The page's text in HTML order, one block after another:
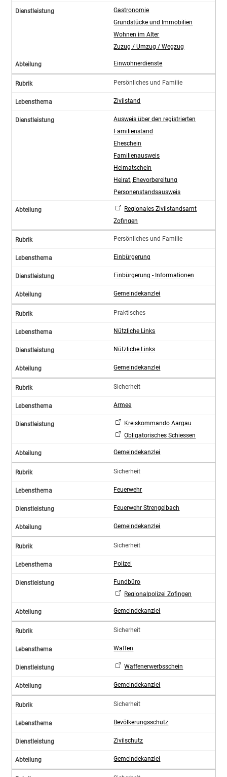
Gastronomie
Grundstücke und Immobilien
Wohnen im Alter
Zuzug / Umzug / Wegzug
Einwohnerdienste
Persönliches und Familie
Zivilstand
Ausweis über den registrierten
Familienstand
Eheschein
Familienausweis
Heimatschein
Heirat, Ehevorbereitung
Personenstandsausweis
Regionales Zivilstandsamt
Zofingen
Persönliches und Familie
Einbürgerung
Einbürgerung - Informationen
Gemeindekanzlei
Praktisches
Nützliche Links
Nützliche Links
Gemeindekanzlei
Sicherheit
Armee
Kreiskommando Aargau
Obligatorisches Schiessen
Gemeindekanzlei
Sicherheit
Feuerwehr
Feuerwehr Strengelbach
Gemeindekanzlei
Sicherheit
Polizei
Fundbüro
Regionalpolizei Zofingen
Gemeindekanzlei
Sicherheit
Waffen
Waffenerwerbsschein
Gemeindekanzlei
Sicherheit
Bevölkerungsschutz
Zivilschutz
Gemeindekanzlei